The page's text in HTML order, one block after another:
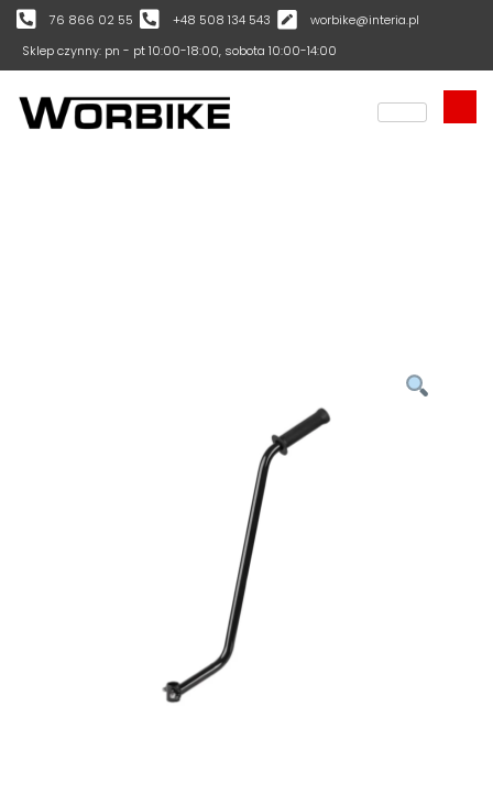
76 866 02 55 +48 508 134 543
worbike@interia.pl
Sklep czynny: pn - pt 10:00-18:00, sobota 10:00-14:00